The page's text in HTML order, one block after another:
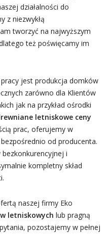
działalności do
z niezwykłą
tworzyć na najwyższym
też poświęcamy im
jest produkcja domków
zarówno dla Klientów
jak na przykład ośrodki
letniskowe ceny
prac, oferujemy w
od producenta.
i
kompletny skład
naszej firmy Eko
letniskowych lub pragną
pozostajemy w pełnej